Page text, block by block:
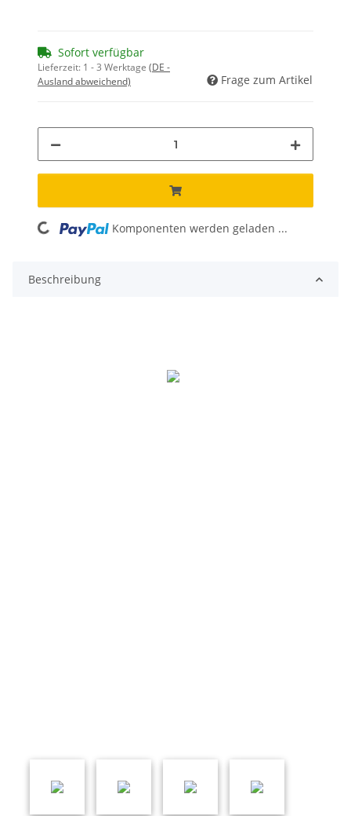
Sofort verfügbar
Lieferzeit: 1 - 3 Werktage (DE -
Ausland abweichend)
Frage zum Artikel
Loading... Komponenten werden geladen ...
Beschreibung